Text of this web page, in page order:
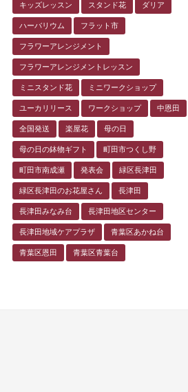
キッズレッスン スタンド花 ダリア
ハーバリウム フラット市
フラワーアレンジメント
フラワーアレンジメントレッスン
ミニスタンド花 ミニワークショップ
ユーカリリース ワークショップ 中恩田
全国発送 楽屋花 母の日
母の日の鉢物ギフト 町田市つくし野
町田市南成瀬 発表会 緑区長津田
緑区長津田のお花屋さん 長津田
長津田みなみ台 長津田地区センター
長津田地域ケアプラザ 青葉区あかね台
青葉区恩田 青葉区青葉台